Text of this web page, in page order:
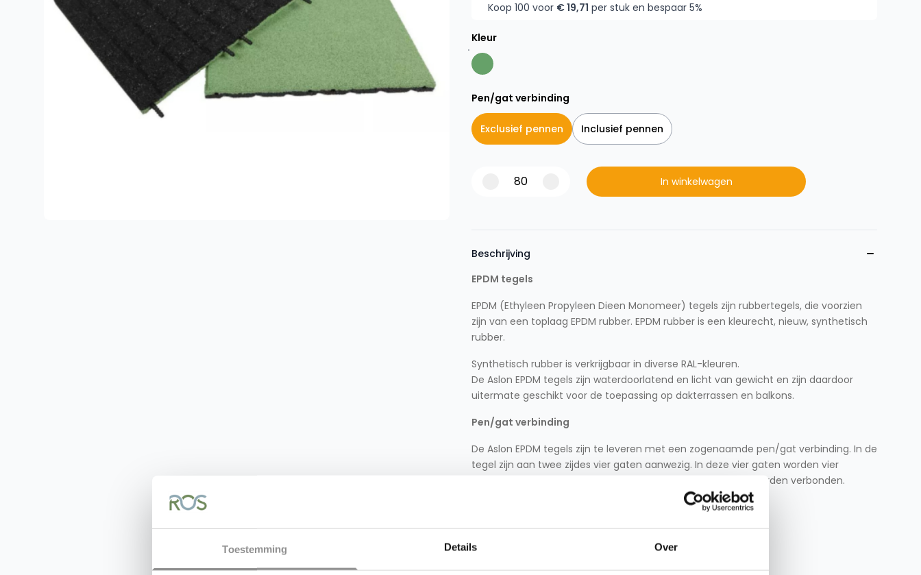
Toestemming Details Over
Koop 100 voor € 19,71 per stuk en bespaar 5%
Kleur
Pen/gat verbinding
Exclusief pennen Inclusief pennen
In winkelwagen
Beschrijving
EPDM tegels
EPDM (Ethyleen Propyleen Dieen Monomeer) tegels zijn rubbertegels, die voorzien
zijn van een toplaag EPDM rubber. EPDM rubber is een kleurecht, nieuw, synthetisch
rubber.
Synthetisch rubber is verkrijgbaar in diverse RAL-kleuren.
De Aslon EPDM tegels zijn waterdoorlatend en licht van gewicht en zijn daardoor
uitermate geschikt voor de toepassing op dakterrassen en balkons.
Pen/gat verbinding
De Aslon EPDM tegels zijn te leveren met een zogenaamde pen/gat verbinding. In de
tegel zijn aan twee zijdes vier gaten aanwezig. In deze vier gaten worden vier
kunststof pennen geplaatst, waardoor de tegels onderling worden verbonden.
De voordelen van een pen/gat verbinding zijn:
Demontabel